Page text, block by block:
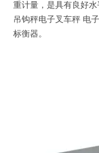
重计量，是具有良好
吊钩秤电子叉车秤 电
标衡器。